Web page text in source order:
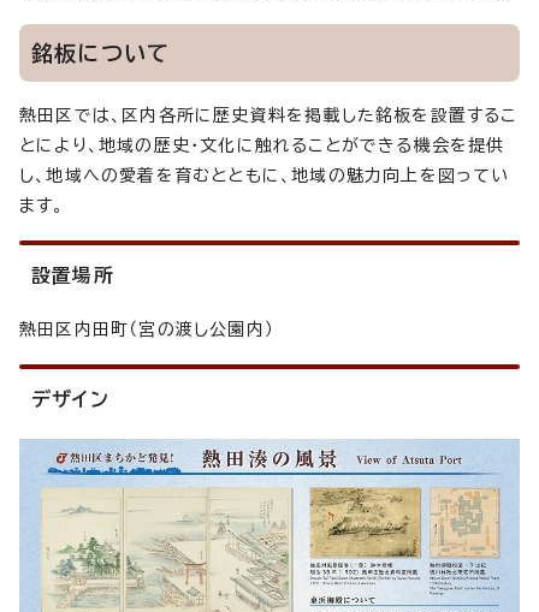
銘板について
熱田区では、区内各所に歴史資料を掲載した銘板を設置するこ
とにより、地域の歴史・文化に触れることができる機会を提供
し、地域への愛着を育むとともに、地域の魅力向上を図ってい
ます。
設置場所
熱田区内田町（宮の渡し公園内）
デザイン